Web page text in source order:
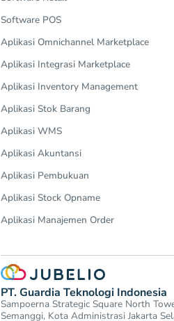
Software POS
Aplikasi Omnichannel Marketplace
Aplikasi Integrasi Marketplace
Aplikasi Inventory Management
Aplikasi Stok Barang
Aplikasi WMS
Aplikasi Akuntansi
Aplikasi Pembukuan
Aplikasi Stock Opname
Aplikasi Manajemen Order
PT. Guardia Teknologi Indonesia
Sampoerna Strategic Square North
Semanggi, Kota Administrasi Jakarta